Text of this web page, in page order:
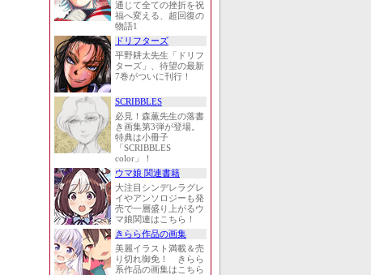
通じて全ての挫折を祝
福へ変える、超回復の
物語1
ドリフターズ
平野耕太先生「ドリフ
ターズ」、待望の最新
7巻がついに刊行！
SCRIBBLES
必見！森薫先生の落書
き画集第3弾が登場。
特典は小冊子
「SCRIBBLES
color」！
ウマ娘 関連書籍
大注目シンデレラグレ
イやアンソロジーも発
売で一層盛り上がるウ
マ娘関連はこちら！
きらら作品の画集
美麗イラスト満載＆売
り切れ御免！ きらら
系作品の画集はこちら